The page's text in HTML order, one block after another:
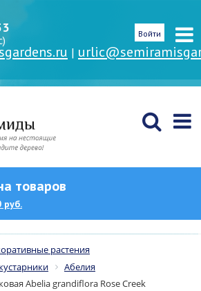
|
Войти
товаров
руб.
растения
Абелия
Abelia grandiflora Rose Creek